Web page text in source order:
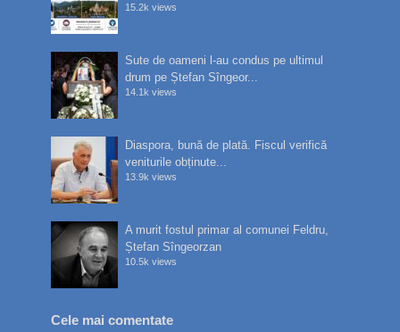
15.2k views
Sute de oameni l-au condus pe ultimul
drum pe Ștefan Sîngeor...
14.1k views
Diaspora, bună de plată. Fiscul verifică
veniturile obținute...
13.9k views
A murit fostul primar al comunei Feldru,
Ștefan Sîngeorzan
10.5k views
Cele mai comentate